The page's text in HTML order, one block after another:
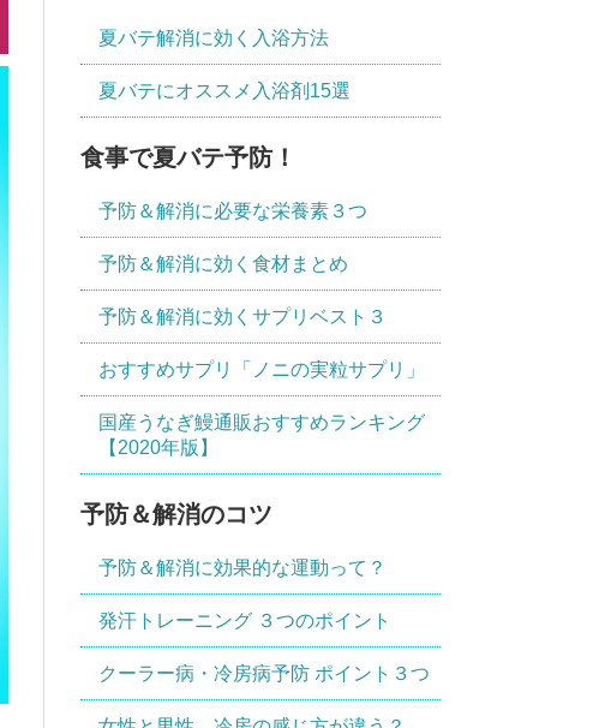
夏バテ解消に効く入浴方法
夏バテにオススメ入浴剤15選
食事で夏バテ予防！
予防＆解消に必要な栄養素３つ
予防＆解消に効く食材まとめ
予防＆解消に効くサプリベスト３
おすすめサプリ「ノニの実粒サプリ」
国産うなぎ鰻通販おすすめランキング
【2020年版】
予防＆解消のコツ
予防＆解消に効果的な運動って？
発汗トレーニング ３つのポイント
クーラー病・冷房病予防 ポイント３つ